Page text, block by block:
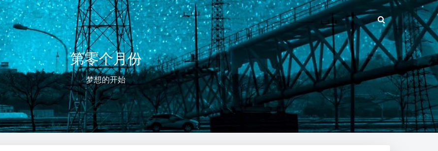
第零个月份
梦想的开始